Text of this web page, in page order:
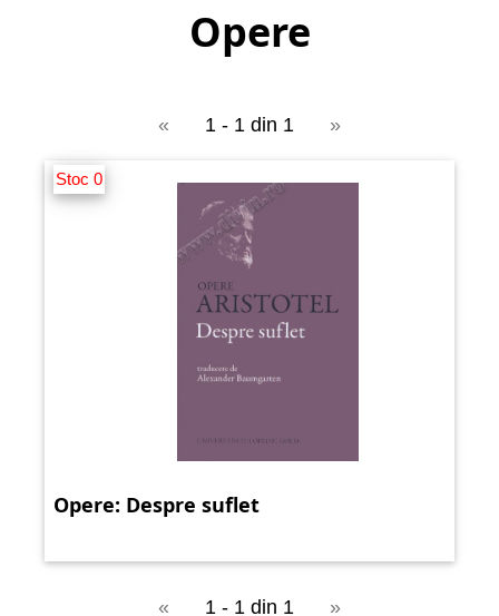
Opere
« 1 - 1 din 1 »
Stoc 0
Opere: Despre suflet
« 1 - 1 din 1 »